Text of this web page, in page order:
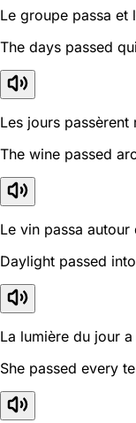
Le groupe passa et
The days passed
Les jours passèrent
The wine passed
Le vin passa autour
Daylight passed
La lumière du jour
She passed every